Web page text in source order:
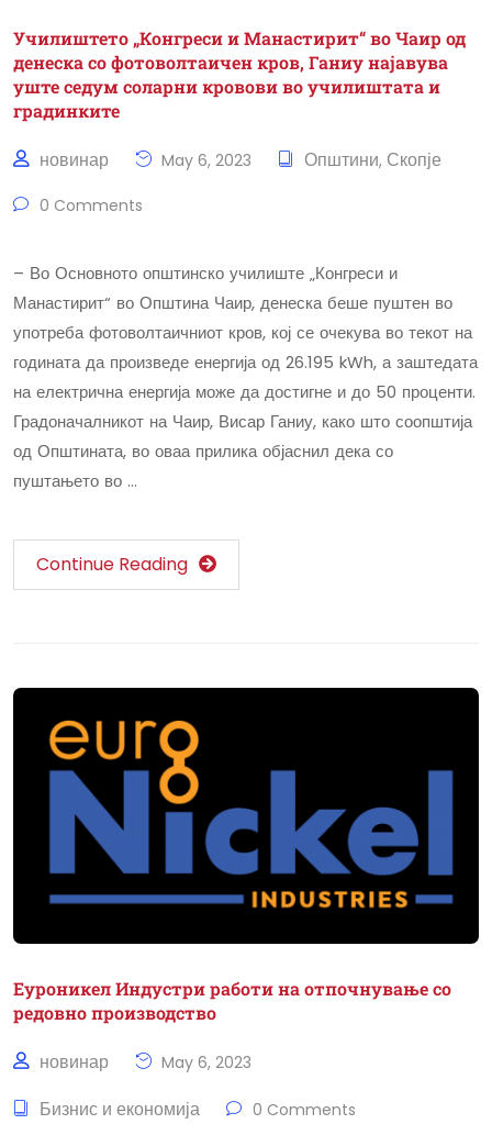
Училиштето „Конгреси и Манастирит“ во Чаир од
денеска со фотоволтаичен кров, Ганиу најавува
уште седум соларни кровови во училиштата и
градинките
новинар May 6, 2023 Општини, Скопје
0 Comments
– Во Основното општинско училиште „Конгреси и
Манастирит“ во Општина Чаир, денеска беше пуштен во
употреба фотоволтаичниот кров, кој се очекува во текот на
годината да произведе енергија од 26.195 kWh, а заштедата
на електрична енергија може да достигне и до 50 проценти.
Градоначалникот на Чаир, Висар Ганиу, како што соопштија
од Општината, во оваа прилика објаснил дека со
пуштањето во …
Continue Reading
Еуроникел Индустри работи на отпочнување со
редовно производство
новинар May 6, 2023
Бизнис и економија 0 Comments